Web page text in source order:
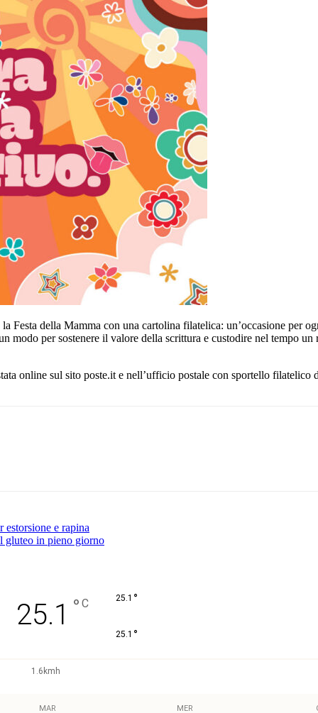
Festa della Mamma con una cartolina filatelica: un’occasione per
modo per sostenere il valore della scrittura e custodire nel tempo un
online sul sito poste.it e nell’ufficio postale con sportello filatelico
estorsione e rapina
gluteo in pieno giorno
25.1 ° C 25.1 °
25.1 °
1.6kmh
MAR MER